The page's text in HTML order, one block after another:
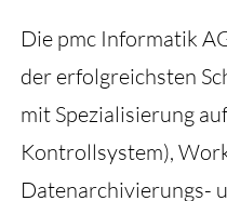
Die pmc Informatik
der erfolgreichsten
mit Spezialisierung
Kontrollsystem),
Datenarchivierungs-